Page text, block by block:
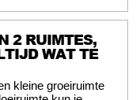
2 RUIMTES,
WAT TE
kleine groeiruimte